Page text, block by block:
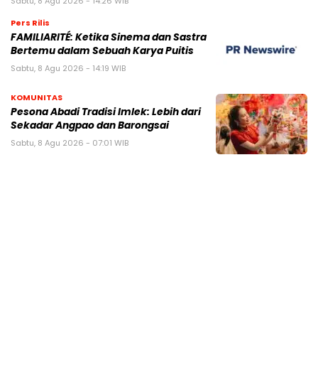
Pers Rilis
FAMILIARITÉ: Ketika Sinema dan Sastra
Bertemu dalam Sebuah Karya Puitis
Sabtu, 8 Agu 2026 - 14:19 WIB
KOMUNITAS
Pesona Abadi Tradisi Imlek: Lebih dari
Sekadar Angpao dan Barongsai
Sabtu, 8 Agu 2026 - 07:01 WIB